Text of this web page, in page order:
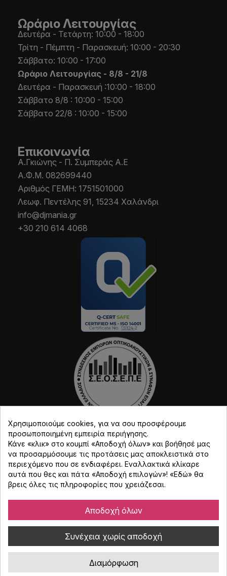
Ωράριο Λειτουργίας
Δευτέρα - Τετάρτη: 10:00 - 18:00
Τρίτη - Πέμπτη - Παρασκευή: 10:00 - 20:30
Σάββατο: 10:00 - 17:00
Ωράριο Λειτουργίας - 8/8 - 21/8
Δευτέρα - Παρασκευή :10:00 - 18:00
Σάββατο 8/8 : 10:00 - 15:00
Σάββατο 22/8 : 10:00 - 15:00
Επικοινωνία
Α.Γκιώνης - Π. Συμπεράς Α.Ε
Α.Φ.Μ. 082699440
Aριθμός ΓΕΜΗ: 1751501000
Λεωφ. Πεντέλης 91, 15234 Χαλάνδρι
info@djmania.gr
+30 210 614 4068
Copyright © Djmania 2026 / Οι τιμές περιλαμβάνουν
Χρησιμοποιούμε cookies, για να σου προσφέρουμε
προσωποποιημένη εμπειρία περιήγησης.
Κάνε «κλικ» στο κουμπί «Αποδοχή όλων» και βοήθησέ μας
να προσαρμόσουμε τις προτάσεις μας αποκλειστικά στο
περιεχόμενο που σε ενδιαφέρει. Εναλλακτικά κλίκαρε
αυτά που θες και πάτα «Αποδοχή επιλογών»! «Εδώ» θα
βρεις όλες τις πληροφορίες που χρειάζεσαι.
Αποδοχή όλων
Συνέχεια χωρίς αποδοχή
Διαμόρφωση